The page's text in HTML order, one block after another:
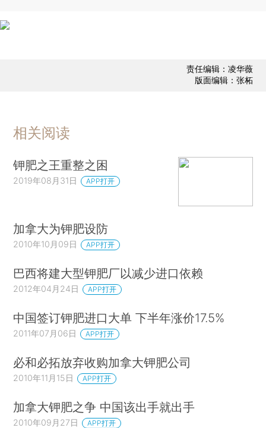
责任编辑：凌华薇
版面编辑：张柘
相关阅读
钾肥之王重整之困
2019年08月31日 APP打开
加拿大为钾肥设防
2010年10月09日 APP打开
巴西将建大型钾肥厂以减少进口依赖
2012年04月24日 APP打开
中国签订钾肥进口大单 下半年涨价17.5%
2011年07月06日 APP打开
必和必拓放弃收购加拿大钾肥公司
2010年11月15日 APP打开
加拿大钾肥之争 中国该出手就出手
2010年09月27日 APP打开